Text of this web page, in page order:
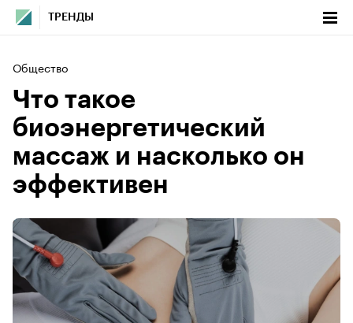
ТРЕНДЫ
Общество
Что такое
биоэнергетический
массаж и насколько он
эффективен